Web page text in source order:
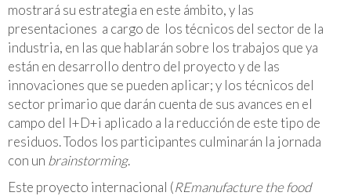
mostrará su estrategia en este ámbito, y las
presentaciones a cargo de los técnicos del sector de la
industria, en las que hablarán sobre los trabajos que ya
están en desarrollo dentro del proyecto y de las
innovaciones que se pueden aplicar; y los técnicos del
sector primario que darán cuenta de sus avances en el
campo del I+D+i aplicado a la reducción de este tipo de
residuos. Todos los participantes culminarán la jornada
con un brainstorming.
Este proyecto internacional (REmanufacture the food